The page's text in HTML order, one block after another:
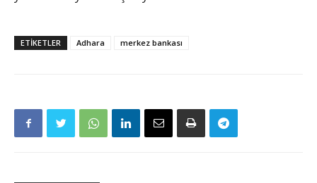
ETIKETLER Adhara merkez bankası